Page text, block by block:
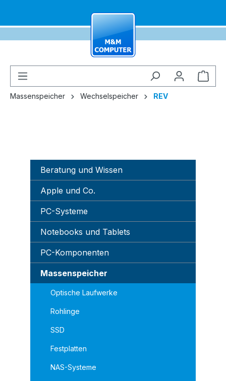
Massenspeicher Wechselspeicher REV
Beratung und Wissen
Apple und Co.
PC-Systeme
Notebooks und Tablets
PC-Komponenten
Massenspeicher
Optische Laufwerke
Rohlinge
SSD
Festplatten
NAS-Systeme